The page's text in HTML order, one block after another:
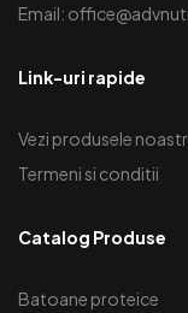
Email:
Link-uri rapide
Vezi produsele
Termeni si conditii
Catalog Produse
Batoane proteice